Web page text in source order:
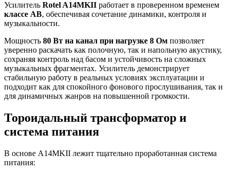
Усилитель Rotel A14MKII работает в проверенном временем
классе AB, обеспечивая сочетание динамики, контроля и
музыкальности.
Мощность 80 Вт на канал при нагрузке 8 Ом позволяет
уверенно раскачать как полочную, так и напольную акустику,
сохраняя контроль над басом и устойчивость на сложных
музыкальных фрагментах. Усилитель демонстрирует
стабильную работу в реальных условиях эксплуатации и
подходит как для спокойного фонового прослушивания, так и
для динамичных жанров на повышенной громкости.
Тороидальный трансформатор и
система питания
В основе A14MKII лежит тщательно проработанная система
питания: